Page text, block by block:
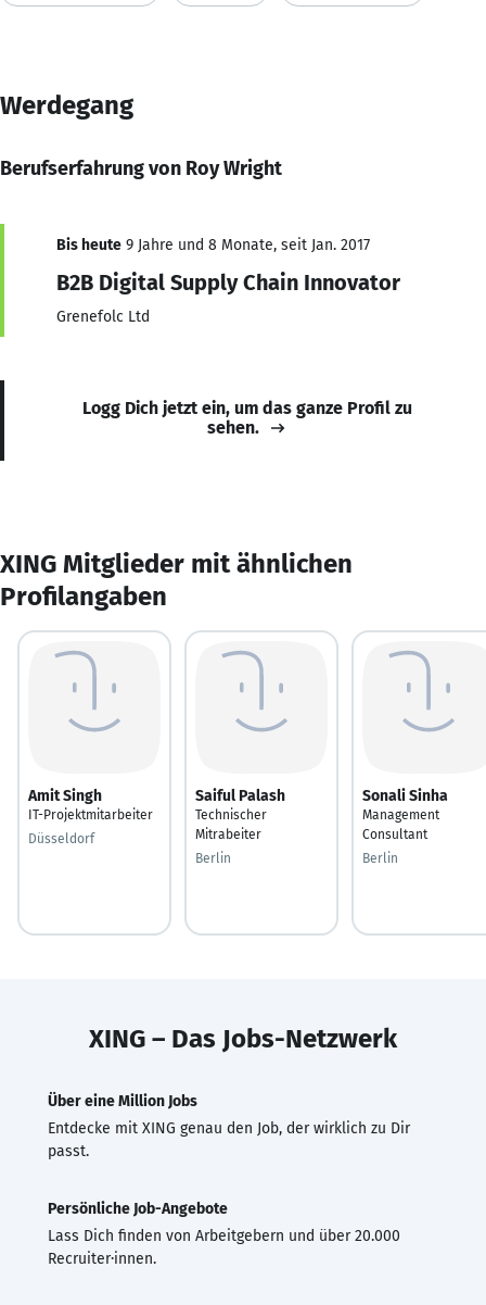
Werdegang
Berufserfahrung von Roy Wright
Bis heute 9 Jahre und 8 Monate, seit Jan. 2017
B2B Digital Supply Chain Innovator
Grenefolc Ltd
Logg Dich jetzt ein, um das ganze Profil zu
sehen.
XING Mitglieder mit ähnlichen
Profilangaben
Amit Singh
IT-Projektmitarbeiter
Düsseldorf
Saiful Palash
Technischer
Mitrabeiter
Berlin
Sonali Sinha
Management
Consultant
Berlin
XING – Das Jobs-Netzwerk
Über eine Million Jobs
Entdecke mit XING genau den Job, der wirklich zu Dir
passt.
Persönliche Job-Angebote
Lass Dich finden von Arbeitgebern und über 20.000
Recruiter·innen.